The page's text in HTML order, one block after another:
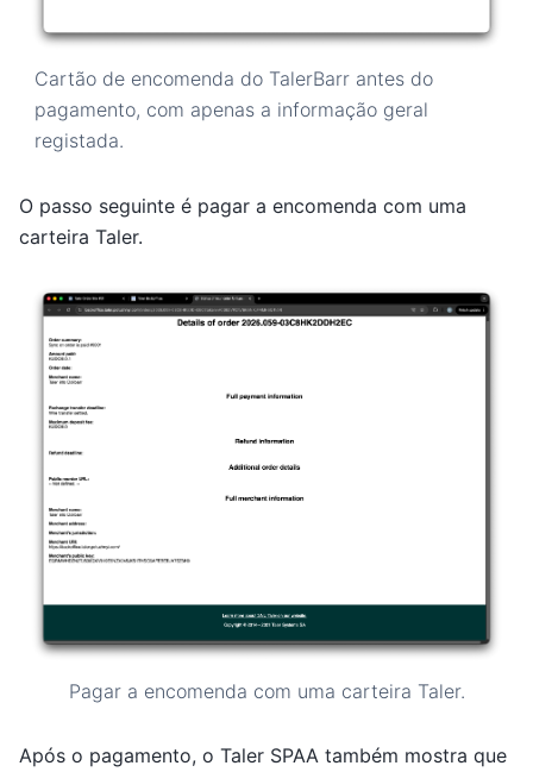
Cartão de encomenda do TalerBarr antes do
pagamento, com apenas a informação geral
registada.
O passo seguinte é pagar a encomenda com uma
carteira Taler.
Pagar a encomenda com uma carteira Taler.
Após o pagamento, o Taler SPAA também mostra que